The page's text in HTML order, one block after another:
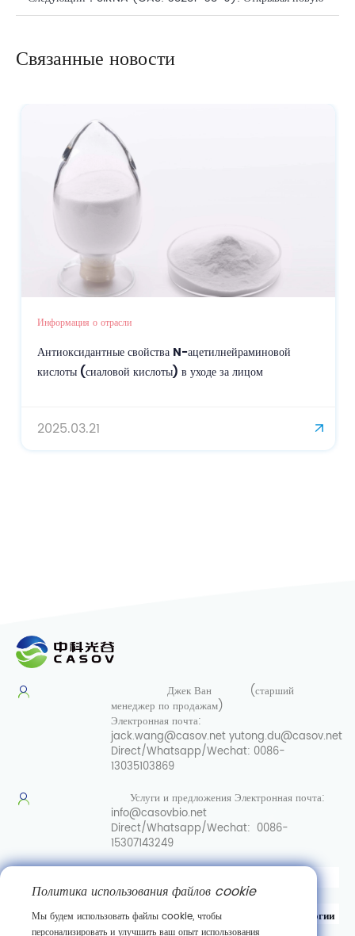
уровне
Связанные новости
Информация о отрасли
Антиоксидантные свойства N-ацетилнейраминовой
кислоты (сиаловой кислоты) в уходе за лицом
2025.03.21
Джек Ван
(старший
менеджер по продажам)
Электронная почта:
jack.wang@casov.netyutong.du@casov.net
Direct/Whatsapp/Wechat: 0086-
13035103869
Услуги и предложенияЭлектронная почта:
info@casovbio.net
Direct/Whatsapp/Wechat: 0086-
15307143249
Уханьский центр инноваций в области синтетической биологии
Политика использования файлов cookie
Мы будем использовать файлы cookie, чтобы
персонализировать и улучшить ваш опыт использования